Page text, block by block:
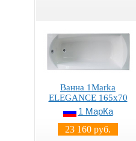
Ванна 1Marka
ELEGANCE 165x70
1 МарКа
23 160 руб.